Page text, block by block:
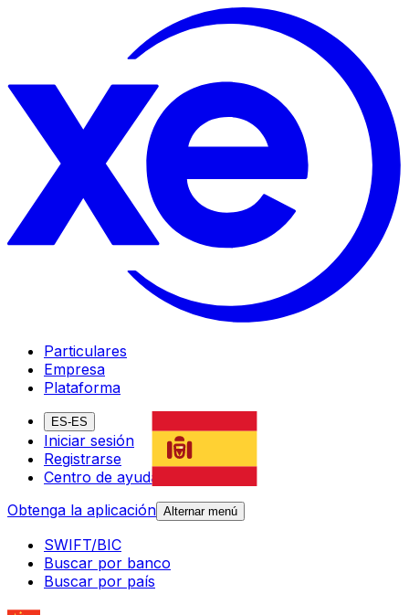
Particulares
Empresa
Plataforma
ES-ES
Iniciar sesión
Registrarse
Centro de ayuda
Obtenga la aplicación Alternar menú
SWIFT/BIC
Buscar por banco
Buscar por país